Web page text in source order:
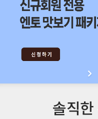
바로가기
솔직한